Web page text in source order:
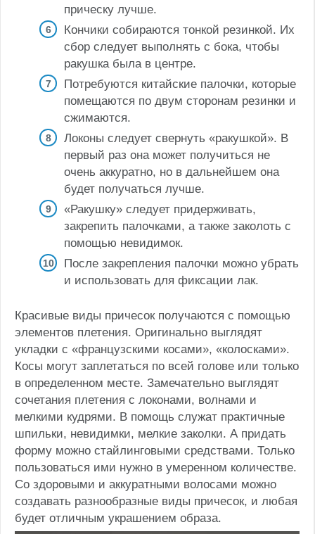
прическу лучше.
Кончики собираются тонкой резинкой. Их
сбор следует выполнять с бока, чтобы
ракушка была в центре.
Потребуются китайские палочки, которые
помещаются по двум сторонам резинки и
сжимаются.
Локоны следует свернуть «ракушкой». В
первый раз она может получиться не
очень аккуратно, но в дальнейшем она
будет получаться лучше.
«Ракушку» следует придерживать,
закрепить палочками, а также заколоть с
помощью невидимок.
После закрепления палочки можно убрать
и использовать для фиксации лак.
Красивые виды причесок получаются с помощью
элементов плетения. Оригинально выглядят
укладки с «французскими косами», «колосками».
Косы могут заплетаться по всей голове или только
в определенном месте. Замечательно выглядят
сочетания плетения с локонами, волнами и
мелкими кудрями. В помощь служат практичные
шпильки, невидимки, мелкие заколки. А придать
форму можно стайлинговыми средствами. Только
пользоваться ими нужно в умеренном количестве.
Со здоровыми и аккуратными волосами можно
создавать разнообразные виды причесок, и любая
будет отличным украшением образа.